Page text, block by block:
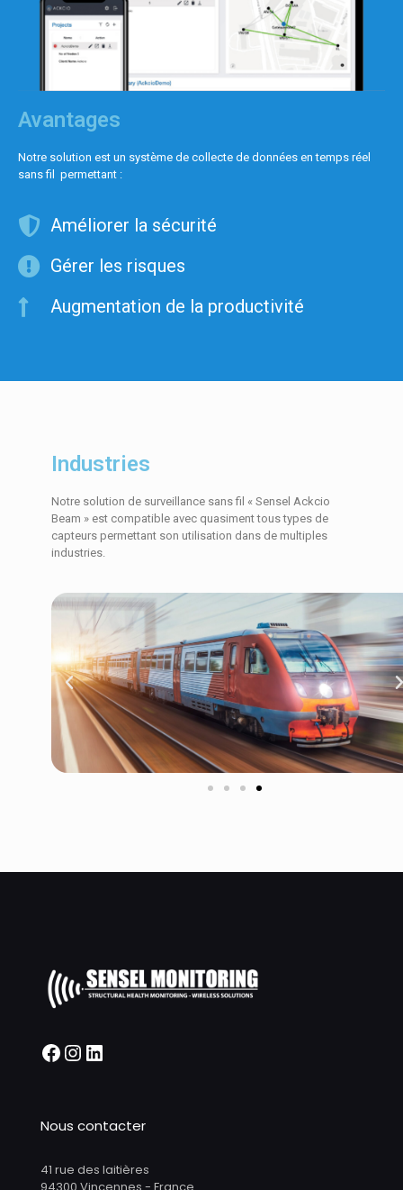
Avantages
Notre solution est un système de collecte de données en temps réel
sans fil permettant :
Améliorer la sécurité
Gérer les risques
Augmentation de la productivité
Industries
Notre solution de surveillance sans fil « Sensel Ackcio
Beam » est compatible avec quasiment tous types de
capteurs permettant son utilisation dans de multiples
industries.
Nous contacter
41 rue des laitières
94300 Vincennes - France